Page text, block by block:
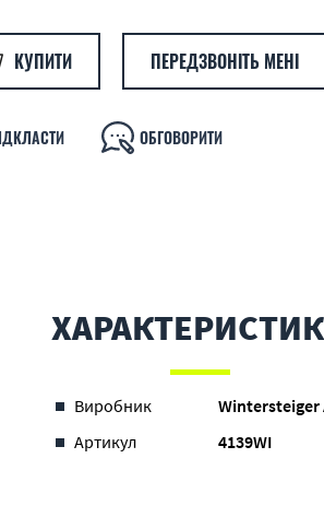
КУПИТИ ПЕРЕДЗВОНІТЬ МЕНІ
ОБГОВОРИТИ
Виробник
Wintersteiger
Артикул
4139WI